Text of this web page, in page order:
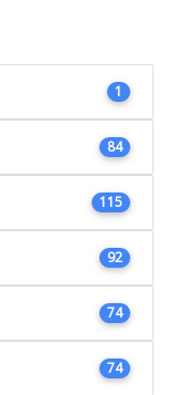
1
84
115
92
74
74